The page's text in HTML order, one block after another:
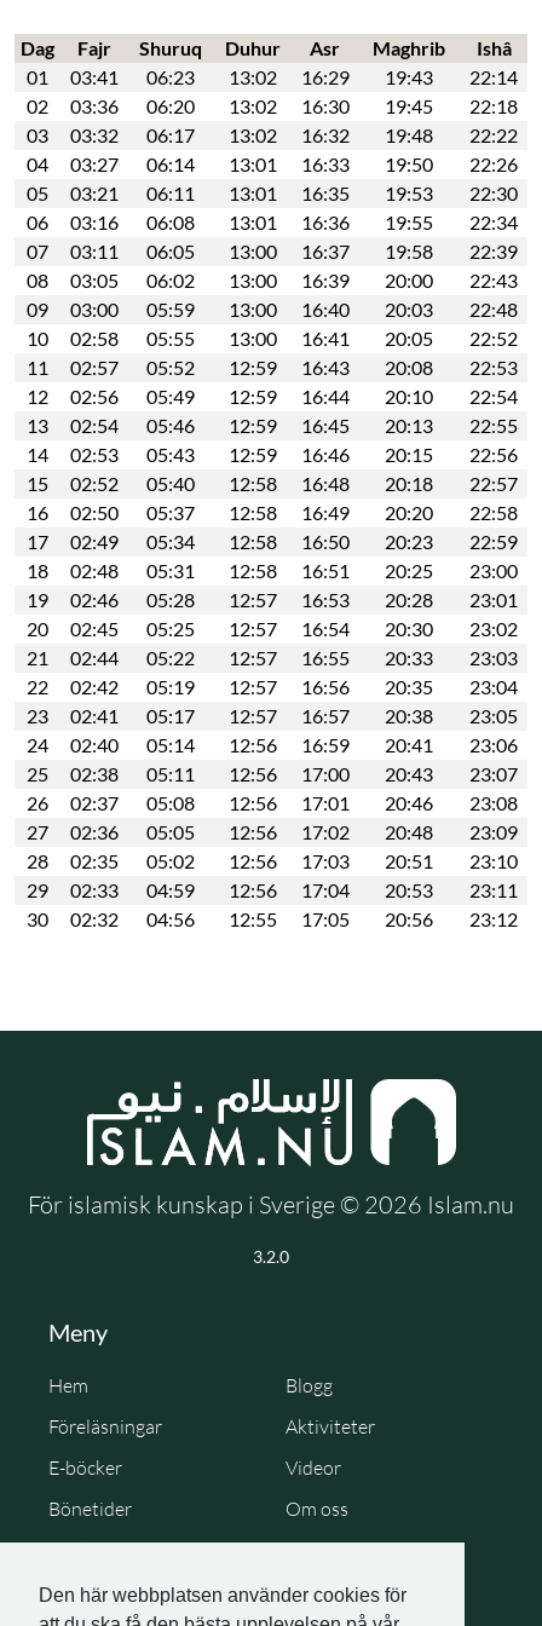
Den här webbplatsen använder cookies för
Dag Fajr Shuruq Duhur Asr Maghrib
Ishâ
01
03:41 06:23 13:02 16:29 19:43
22:14
02
03:36 06:20 13:02 16:30 19:45
22:18
03
03:32 06:17 13:02 16:32 19:48
22:22
04
03:27 06:14 13:01 16:33 19:50
22:26
05
03:21 06:11 13:01 16:35 19:53
22:30
06
03:16 06:08 13:01 16:36 19:55
22:34
07
03:11 06:05 13:00 16:37 19:58
22:39
08
03:05 06:02 13:00 16:39 20:00
22:43
09
03:00 05:59 13:00 16:40 20:03
22:48
10
02:58 05:55 13:00 16:41 20:05
22:52
11
02:57 05:52 12:59 16:43 20:08
22:53
12
02:56 05:49 12:59 16:44 20:10
22:54
13
02:54 05:46 12:59 16:45 20:13
22:55
14
02:53 05:43 12:59 16:46 20:15
22:56
15
02:52 05:40 12:58 16:48 20:18
22:57
16
02:50 05:37 12:58 16:49 20:20
22:58
17
02:49 05:34 12:58 16:50 20:23
22:59
18
02:48 05:31 12:58 16:51 20:25
23:00
19
02:46 05:28 12:57 16:53 20:28
23:01
20
02:45 05:25 12:57 16:54 20:30
23:02
21
02:44 05:22 12:57 16:55 20:33
23:03
22
02:42 05:19 12:57 16:56 20:35
23:04
23
02:41 05:17 12:57 16:57 20:38
23:05
24
02:40 05:14 12:56 16:59 20:41
23:06
25
02:38 05:11 12:56 17:00 20:43
23:07
26
02:37 05:08 12:56 17:01 20:46
23:08
27
02:36 05:05 12:56 17:02 20:48
23:09
28
02:35 05:02 12:56 17:03 20:51
23:10
29
02:33 04:59 12:56 17:04 20:53
23:11
30
02:32 04:56 12:55 17:05 20:56 23:12
För islamisk kunskap i Sverige © 2026 Islam.nu
3.2.0
Meny
Hem
Blogg
Föreläsningar
Aktiviteter
E-böcker
Videor
Bönetider
Om oss
Cookie Policy
Personuppgiftspolicy